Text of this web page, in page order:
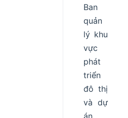
Ban
quản
lý khu
vực
phát
triển
đô thị
và dự